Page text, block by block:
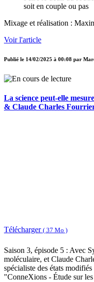
soit en couple ou pas
Mixage et réalisation :
Voir l'article
Publié le 14/02/2025 à 00:08 par
La science peut-elle
& Claude Charles
Télécharger ( 37 Mo )
Saison 3, épisode 5 : Avec
moléculaire, et Claude
spécialiste des états
"ConneXions - Étude sur